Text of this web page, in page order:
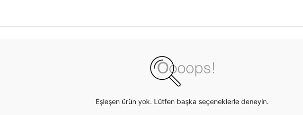
Eşleşen ürün yok. Lütfen başka seçeneklerle deneyin.